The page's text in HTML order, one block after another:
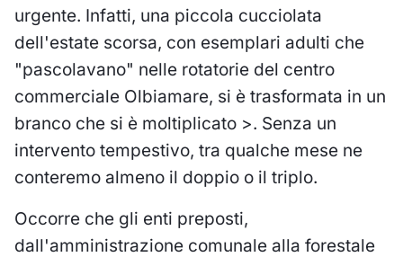
urgente. Infatti, una piccola cucciolata
dell'estate scorsa, con esemplari adulti che
"pascolavano" nelle rotatorie del centro
commerciale Olbiamare, si è trasformata in un
branco che si è moltiplicato >. Senza un
intervento tempestivo, tra qualche mese ne
conteremo almeno il doppio o il triplo.
Occorre che gli enti preposti,
dall'amministrazione comunale alla forestale